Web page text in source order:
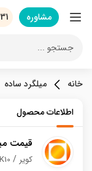
مشاوره
جستجو ...
خانه میلگرد ساده
اطلاعات محصول
قیمت
کویر